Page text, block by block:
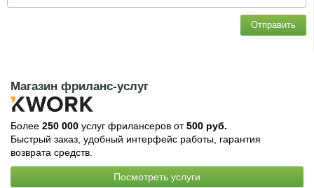
Отправить
Магазин фриланс-услуг
Более 250 000 услуг фрилансеров от500 руб.
Быстрый заказ, удобный интерфейс работы, гарантия
возврата средств.
Посмотреть услуги